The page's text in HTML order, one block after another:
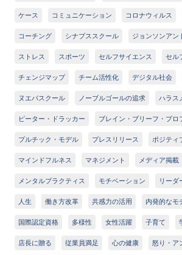
ケース コミュニケーション コロナウィルス
コーチング シナプススクール ジョンソンアン
ストレス スポーツ セルフサイエンス セル
チェンジマップ チーム活性化 デジタル社会
ヌエバスクール ノーブルゴールの追求 ハラス
ピーター・ドラッカー ブレイン・ブリーフ・プロ
プルチック・モデル プレスリリース ポジティ
マインドフルネス マネジメント メディア掲載
メンタルプラクティス モチベーション リーダ
人生 働き方改革 共感力の活用 内発的なモ
国際認定資格 多様性 女性活躍 子育て
店長に贈る 従業員満足 心の健康 怒り・ア